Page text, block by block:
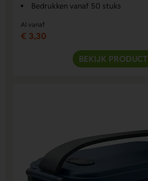
Bedrukken vanaf 50 stuks
Al vanaf
€ 3,30
BEKIJK PRODUCT